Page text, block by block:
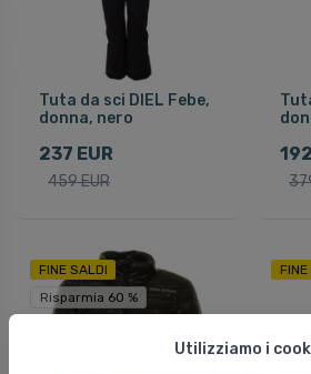
Utilizziamo i
Tuta da sci DIEL Febe,
donna, nero
237 EUR
459 EUR
FINE SALDI
Risparmia 60 %